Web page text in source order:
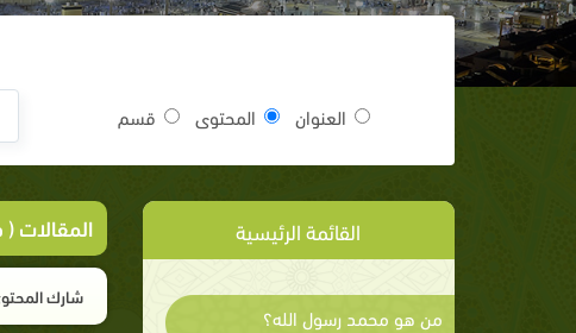
العنوان المحتوى قسم
القائمة الرئيسية
من هو محمد رسول الله؟
المقالات
شارك